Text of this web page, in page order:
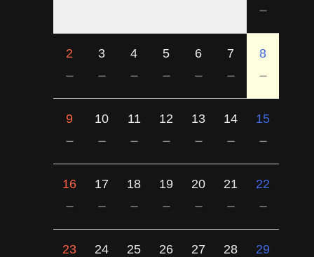
－
2
－
3
－
4
－
5
－
6
－
7
－
8
－
9
－
10
－
11
－
12
－
13
－
14
－
15
－
16
－
17
－
18
－
19
－
20
－
21
－
22
－
23 24 25 26 27 28 29